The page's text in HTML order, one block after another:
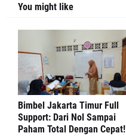
You might like
Bimbel Jakarta Timur Full
Support: Dari Nol Sampai
Paham Total Dengan Cepat!